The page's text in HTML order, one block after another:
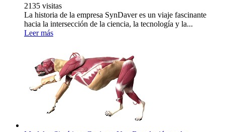
2135 visitas
La historia de la empresa SynDaver es un viaje fascinante
hacia la intersección de la ciencia, la tecnología y la...
Leer más